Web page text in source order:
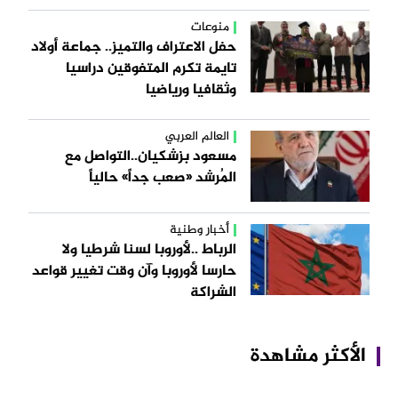
منوعات
حفل الاعتراف والتميز.. جماعة أولاد
تايمة تكرم المتفوقين دراسيا
وثقافيا ورياضيا
العالم العربي
مسعود بزشكيان..التواصل مع
المُرشد «صعب جداً» حالياً
أخبار وطنية
الرباط ..لأوروبا لسنا شرطيا ولا
حارسا لأوروبا وآن وقت تغيير قواعد
الشراكة
الأكثر مشاهدة